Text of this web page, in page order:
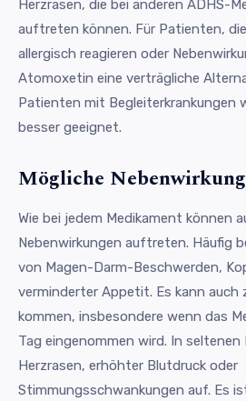
Herzrasen, die bei anderen ADHS-
auftreten können. Für Patienten,
allergisch reagieren oder
Atomoxetin eine verträgliche
Patienten mit Begleiterkrankungen
besser geeignet.
Mögliche
Wie bei jedem Medikament können
Nebenwirkungen auftreten. Häufig
von Magen-Darm-Beschwerden,
verminderter Appetit. Es kann auch
kommen, insbesondere wenn das
Tag eingenommen wird. In seltenen
Herzrasen, erhöhter Blutdruck oder
Stimmungsschwankungen auf. Es